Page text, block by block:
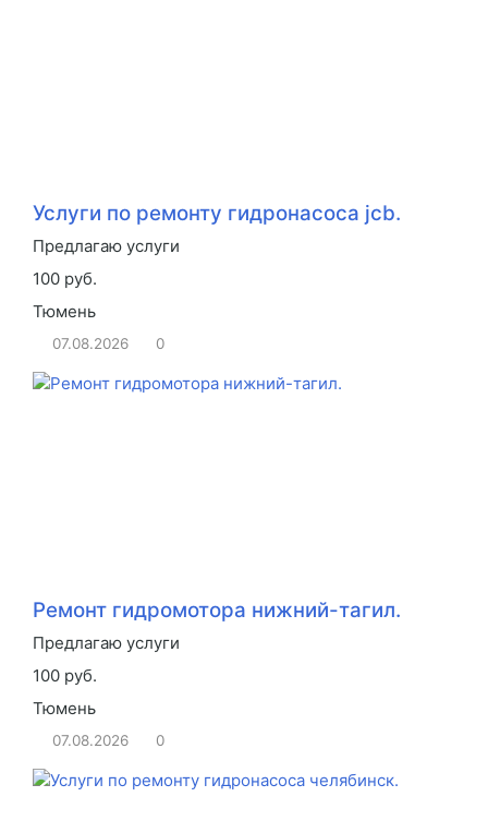
Услуги по ремонту гидронасоса jcb.
Предлагаю услуги
100 руб.
Тюмень
07.08.2026 0
Ремонт гидромотора нижний-тагил.
Предлагаю услуги
100 руб.
Тюмень
07.08.2026 0